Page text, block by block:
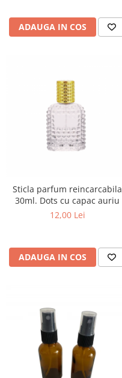
ADAUGA IN COS
Sticla parfum reincarcabila
30ml. Dots cu capac auriu
12,00 Lei
ADAUGA IN COS